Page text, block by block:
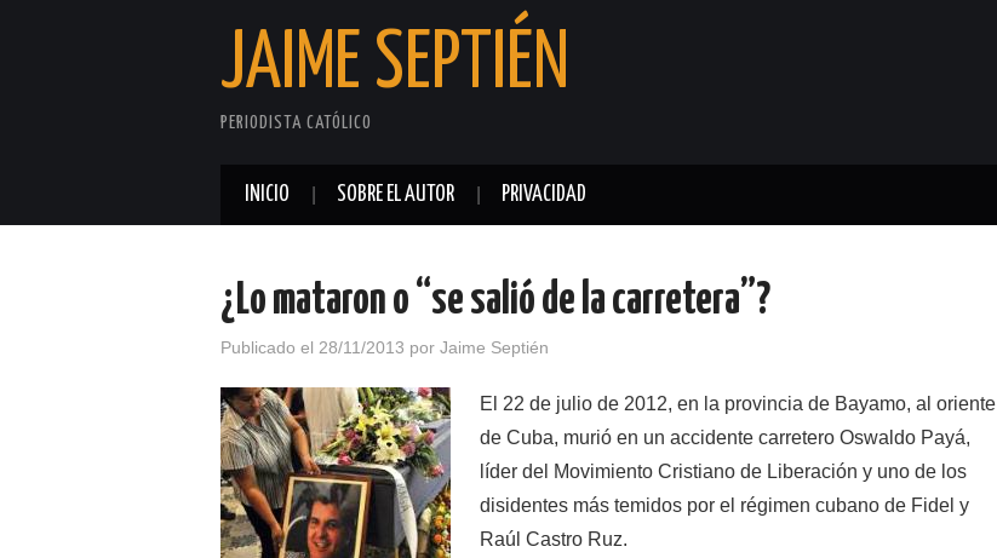
JAIME SEPTIÉN
PERIODISTA CATÓLICO
INICIO SOBRE EL AUTOR PRIVACIDAD
¿Lo mataron o “se salió de la carretera”?
Publicado el 28/11/2013 por Jaime Septién
El 22 de julio de 2012, en la provincia de Bayamo, al oriente
de Cuba, murió en un accidente carretero Oswaldo Payá,
líder del Movimiento Cristiano de Liberación y uno de los
disidentes más temidos por el régimen cubano de Fidel y
Raúl Castro Ruz.